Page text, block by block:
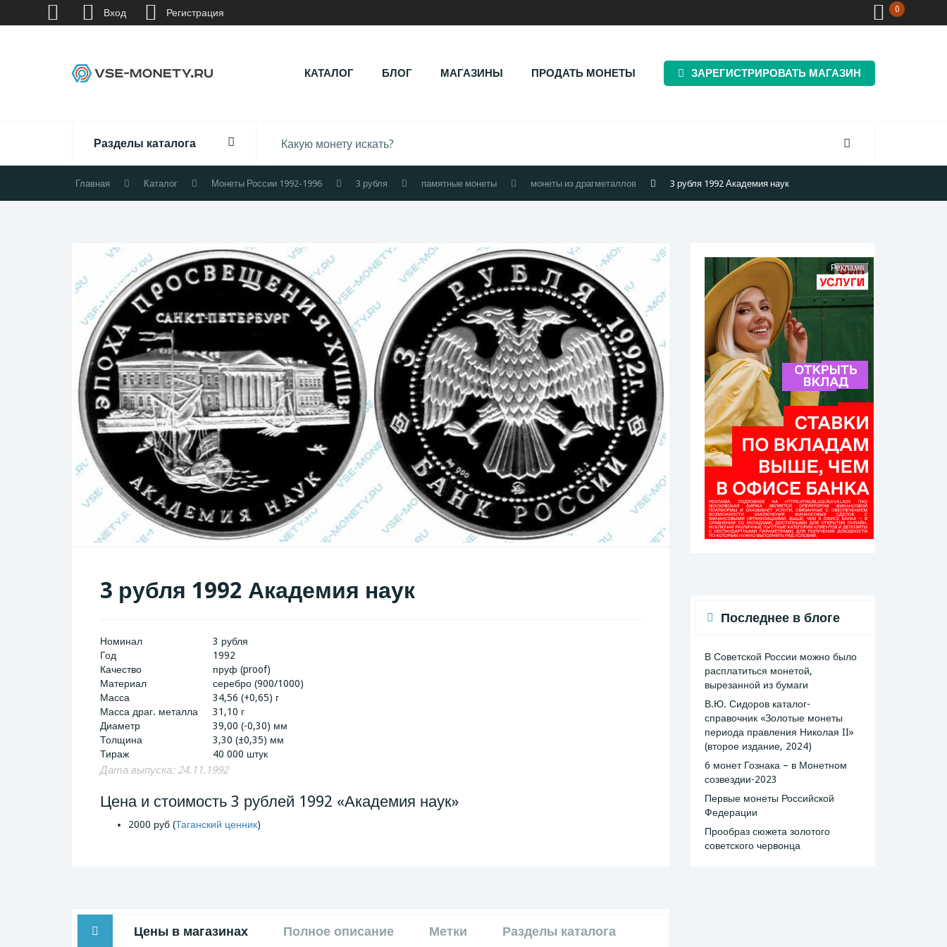
КАТАЛОГ БЛОГ МАГАЗИНЫ ПРОДАТЬ МОНЕТЫ ЗАРЕГИСТРИРОВАТЬ МАГАЗИН
Разделы каталога
Главная Каталог Монеты России 1992-1996 3 рубля памятные монеты монеты из драгметаллов 3 рубля 1992 Академия наук
3 рубля 1992 Академия наук
Номинал
3 рубля
Год
1992
Качество
пруф (proof)
Материал
серебро (900/1000)
Масса
34,56 (+0,65) г
Масса драг. металла
31,10 г
Диаметр
39,00 (-0,30) мм
Толщина
3,30 (±0,35) мм
Тираж
40 000 штук
Дата выпуска: 24.11.1992
Цена и стоимость 3 рублей 1992 «Академия наук»
2000 руб (Таганский ценник)
Цены в магазинах Полное описание Метки Разделы каталога
Реклама
Последнее в блоге
В Советской России можно было
расплатиться монетой,
вырезанной из бумаги
В.Ю. Сидоров каталог-
справочник «Золотые монеты
периода правления Николая II»
(второе издание, 2024)
6 монет Гознака – в Монетном
созвездии-2023
Первые монеты Российской
Федерации
Прообраз сюжета золотого
советского червонца
Вход Регистрация 0